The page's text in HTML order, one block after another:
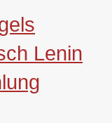
Lenin